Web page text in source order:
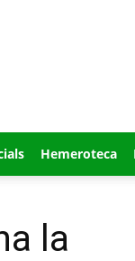
Hemeroteca
la